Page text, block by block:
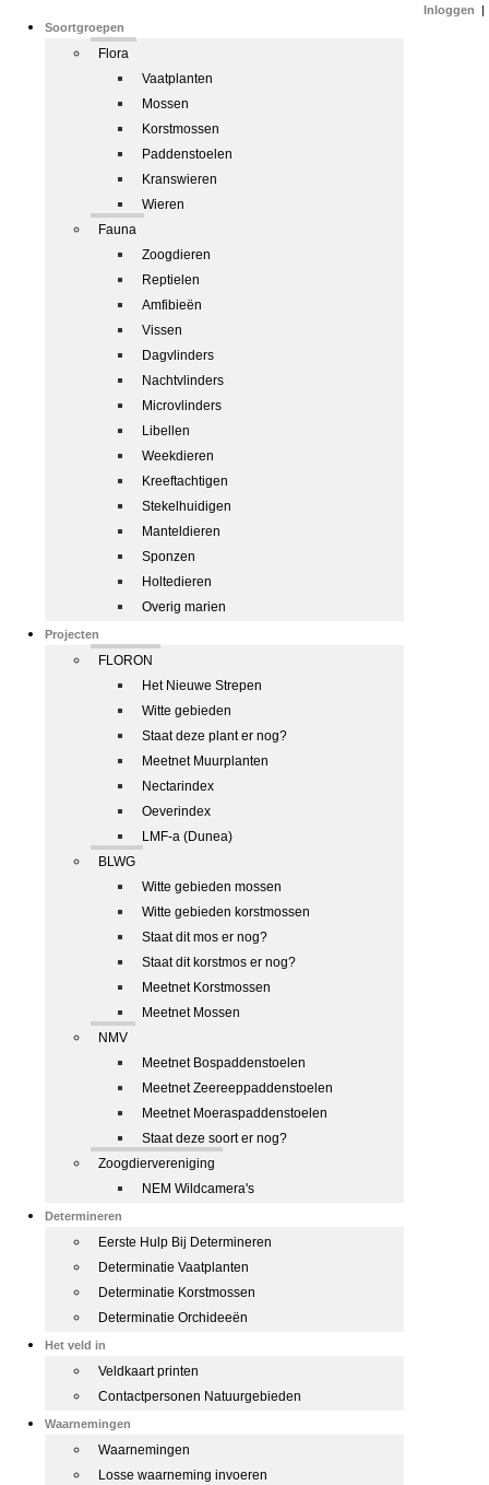
Soortgroepen
Flora
Vaatplanten
Mossen
Korstmossen
Paddenstoelen
Kranswieren
Wieren
Fauna
Zoogdieren
Reptielen
Amfibieën
Vissen
Dagvlinders
Nachtvlinders
Microvlinders
Libellen
Weekdieren
Kreeftachtigen
Stekelhuidigen
Manteldieren
Sponzen
Holtedieren
Overig marien
Projecten
FLORON
Het Nieuwe Strepen
Witte gebieden
Staat deze plant er nog?
Meetnet Muurplanten
Nectarindex
Oeverindex
LMF-a (Dunea)
BLWG
Witte gebieden mossen
Witte gebieden korstmossen
Staat dit mos er nog?
Staat dit korstmos er nog?
Meetnet Korstmossen
Meetnet Mossen
NMV
Meetnet Bospaddenstoelen
Meetnet Zeereeppaddenstoelen
Meetnet Moeraspaddenstoelen
Staat deze soort er nog?
Zoogdiervereniging
NEM Wildcamera's
Determineren
Eerste Hulp Bij Determineren
Determinatie Vaatplanten
Determinatie Korstmossen
Determinatie Orchideeën
Het veld in
Veldkaart printen
Contactpersonen Natuurgebieden
Waarnemingen
Waarnemingen
Losse waarneming invoeren
Inloggen |